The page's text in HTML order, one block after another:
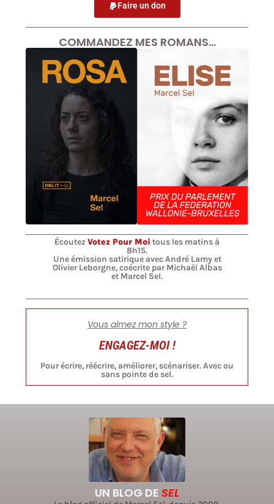
Faire un don
COMMANDEZ MES ROMANS…
Écoutez Votez Pour Moi tous les matins à
8h15.
Une émission satirique avec André Lamy et
Olivier Leborgne, coécrite par Michaël Albas
et Marcel Sel.
Vous aimez mon style ?
ENGAGEZ-MOI !
Pour écrire, réécrire, améliorer, scénariser. Avec ou
sans pointe de sel.
UN BLOG DE SEL